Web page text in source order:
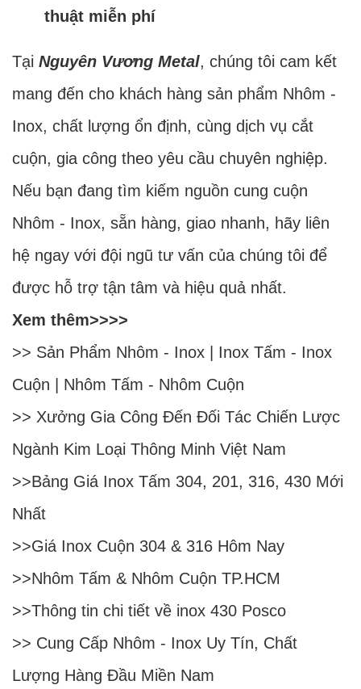
thuật miễn phí
Tại Nguyên Vương Metal, chúng tôi cam kết
mang đến cho khách hàng sản phẩm Nhôm -
Inox, chất lượng ổn định, cùng dịch vụ cắt
cuộn, gia công theo yêu cầu chuyên nghiệp.
Nếu bạn đang tìm kiếm nguồn cung cuộn
Nhôm - Inox, sẵn hàng, giao nhanh, hãy liên
hệ ngay với đội ngũ tư vấn của chúng tôi để
được hỗ trợ tận tâm và hiệu quả nhất.
Xem thêm>>>>
>> Sản Phẩm Nhôm - Inox Inox Tấm - Inox
Cuộn
Nhôm Tấm - Nhôm Cuộn
>> Xưởng Gia Công Đến Đối Tác Chiến Lược
Ngành Kim Loại Thông Minh Việt Nam
>>Bảng Giá Inox Tấm 304, 201, 316, 430 Mới
Nhất
>>Giá Inox Cuộn 304 & 316 Hôm Nay
>>Nhôm Tấm & Nhôm Cuộn TP.HCM
>>Thông tin chi tiết về inox 430 Posco
>> Cung Cấp Nhôm - Inox Uy Tín, Chất
Lượng Hàng Đầu Miền Nam